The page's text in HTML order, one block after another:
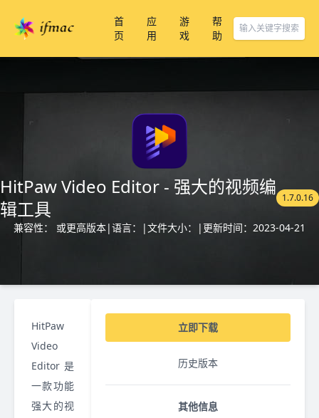
首
页
应
用
游
戏
帮
助
HitPaw Video Editor - 强大的视频编
辑工具
1.7.0.16
兼容性： 或更高版本|语言： |文件大小： | 更新时间：2023-04-21
HitPaw
Video
Editor 是
一款功能
强大的视
立即下载
历史版本
其他信息